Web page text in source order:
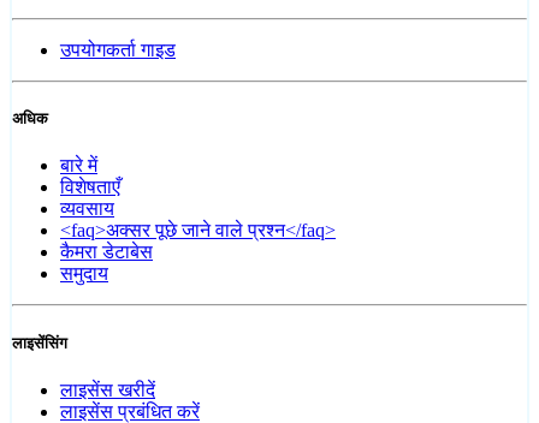
उपयोगकर्ता गाइड
अधिक
बारे में
विशेषताएँ
व्यवसाय
<faq>अक्सर पूछे जाने वाले प्रश्न</faq>
कैमरा डेटाबेस
समुदाय
लाइसेंसिंग
लाइसेंस खरीदें
लाइसेंस प्रबंधित करें